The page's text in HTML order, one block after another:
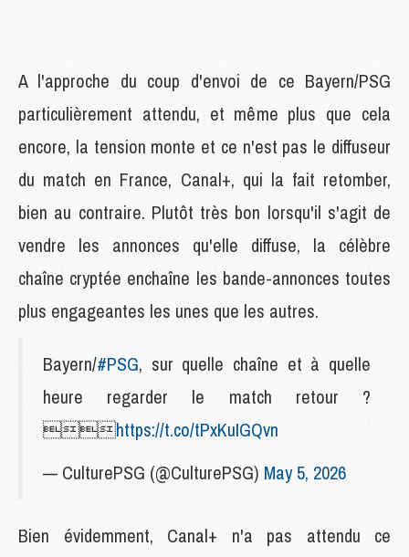
A l'approche du coup d'envoi de ce Bayern/PSG
particulièrement attendu, et même plus que cela
encore, la tension monte et ce n'est pas le diffuseur
du match en France, Canal+, qui la fait retomber,
bien au contraire. Plutôt très bon lorsqu'il s'agit de
vendre les annonces qu'elle diffuse, la célèbre
chaîne cryptée enchaîne les bande-annonces toutes
plus engageantes les unes que les autres.
Bayern/#PSG, sur quelle chaîne et à quelle
heure regarder le match retour ?
https://t.co/tPxKuIGQvn
— CulturePSG (@CulturePSG) May 5, 2026
Bien évidemment, Canal+ n'a pas attendu ce